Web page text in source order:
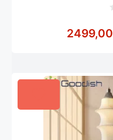
5
2499,00